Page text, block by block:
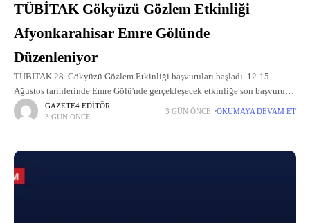
TÜBİTAK Gökyüzü Gözlem Etkinliği
Afyonkarahisar Emre Gölünde
Düzenleniyor
TÜBİTAK 28. Gökyüzü Gözlem Etkinliği başvuruları başladı. 12-15
Ağustos tarihlerinde Emre Gölü'nde gerçekleşecek etkinliğe son başvuru
19 Temmuz.GAZETE4 EDITÖR
3 GÜN ÖNCE
3 GÜN ÖNCE OKUMAYA DEVAM ET